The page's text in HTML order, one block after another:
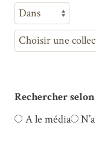
Rechercher
A le média